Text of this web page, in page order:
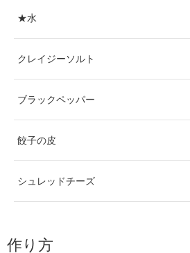
★水
クレイジーソルト
ブラックペッパー
餃子の皮
シュレッドチーズ
作り方